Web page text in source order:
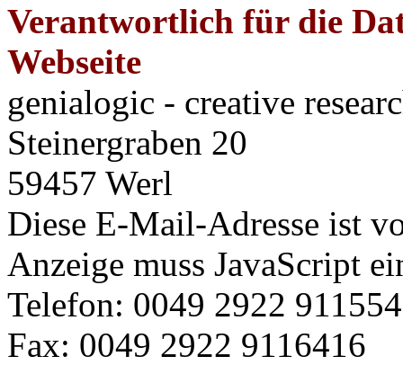
Verantwortlich für die
Webseite
genialogic - creative
Steinergraben 20
59457 Werl
Diese E-Mail-Adresse ist
Anzeige muss JavaScript
Telefon: 0049 2922
Fax: 0049 2922 9116416